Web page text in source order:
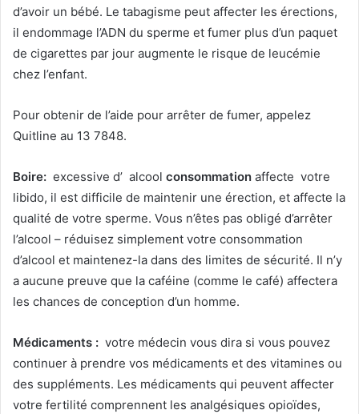
d’avoir un bébé. Le tabagisme peut affecter les érections,
il endommage l’ADN du sperme et fumer plus d’un paquet
de cigarettes par jour augmente le risque de leucémie
chez l’enfant.
Pour obtenir de l’aide pour arrêter de fumer, appelez
Quitline au 13 7848.
Boire: excessive d’ alcool consommation affecte votre
libido, il est difficile de maintenir une érection, et affecte la
qualité de votre sperme. Vous n’êtes pas obligé d’arrêter
l’alcool – réduisez simplement votre consommation
d’alcool et maintenez-la dans des limites de sécurité. Il n’y
a aucune preuve que la caféine (comme le café) affectera
les chances de conception d’un homme.
Médicaments : votre médecin vous dira si vous pouvez
continuer à prendre vos médicaments et des vitamines ou
des suppléments. Les médicaments qui peuvent affecter
votre fertilité comprennent les analgésiques opioïdes,